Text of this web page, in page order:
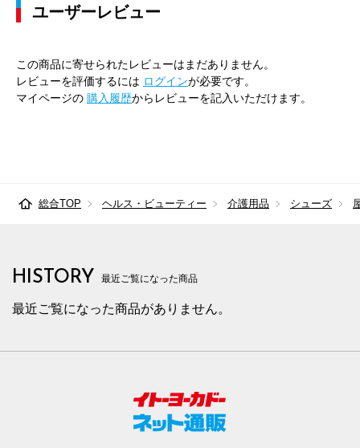
ユーザーレビュー
この商品に寄せられたレビューはまだありません。
レビューを評価するには ログインが必要です。
マイページの 購入履歴からレビューを記入いただけます。
総合TOP ヘルス・ビューティー 介護用品 シューズ
HISTORY 最近ご覧になった商品
最近ご覧になった商品がありません。